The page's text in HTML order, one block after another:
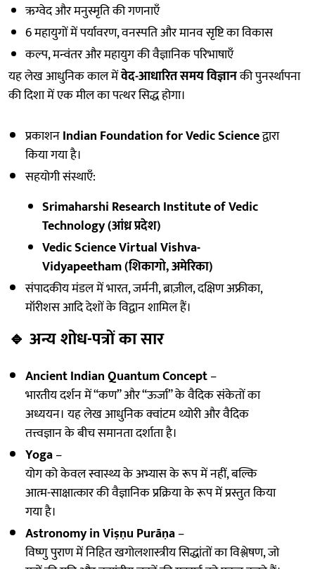
ऋग्वेद और मनुस्मृति की गणनाएँ
6 महायुगों में पर्यावरण, वनस्पति और मानव सृष्टि का विकास
कल्प, मन्वंतर और महायुग की वैज्ञानिक परिभाषाएँ
यह लेख आधुनिक काल मेंवेद-आधारित समय विज्ञानकी पुनर्स्थापना
की दिशा में एक मील का पत्थर सिद्ध होगा।
प्रकाशनIndian Foundation for Vedic Scienceद्वारा
किया गया है।
सहयोगी संस्थाएँ:
Srimaharshi Research Institute of Vedic
Technology (आंध्र प्रदेश)
Vedic Science Virtual Vishva-
Vidyapeetham (शिकागो, अमेरिका)
संपादकीय मंडल में भारत, जर्मनी, ब्राज़ील, दक्षिण अफ्रीका,
मॉरीशस आदि देशों के विद्वान शामिल हैं।
🔹 अन्य शोध-पत्रों का सार
Ancient Indian Quantum Concept–
भारतीय दर्शन में “कण” और “ऊर्जा” के वैदिक संकेतों का
अध्ययन। यह लेख आधुनिक क्वांटम थ्योरी और वैदिक
तत्त्वज्ञान के बीच समानता दर्शाता है।
Yoga–
योग को केवल स्वास्थ्य के अभ्यास के रूप में नहीं, बल्कि
आत्म-साक्षात्कार की वैज्ञानिक प्रक्रिया के रूप में प्रस्तुत किया
गया है।
Astronomy in Viṣṇu Purāṇa–
विष्णु पुराण में निहित खगोलशास्त्रीय सिद्धांतों का विश्लेषण, जो